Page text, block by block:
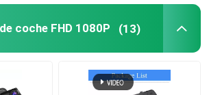
coche FHD 1080P (13)